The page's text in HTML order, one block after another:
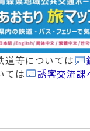
等については
ては
誘客交流課